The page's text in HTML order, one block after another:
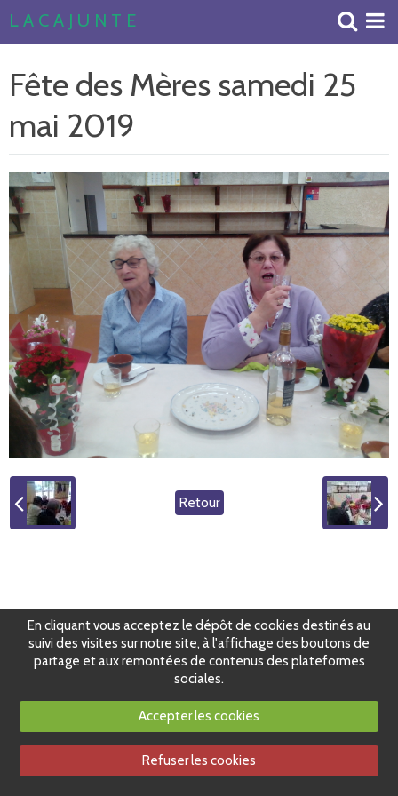
L A C A J U N T E
Accueil
Album Photos
Fête des Mères samedi 25
mai 2019
Retour
En cliquant vous acceptez le dépôt de cookies destinés au
suivi des visites sur notre site, à l'affichage des boutons de
partage et aux remontées de contenus des plateformes
sociales.
Accepter les cookies
Refuser les cookies